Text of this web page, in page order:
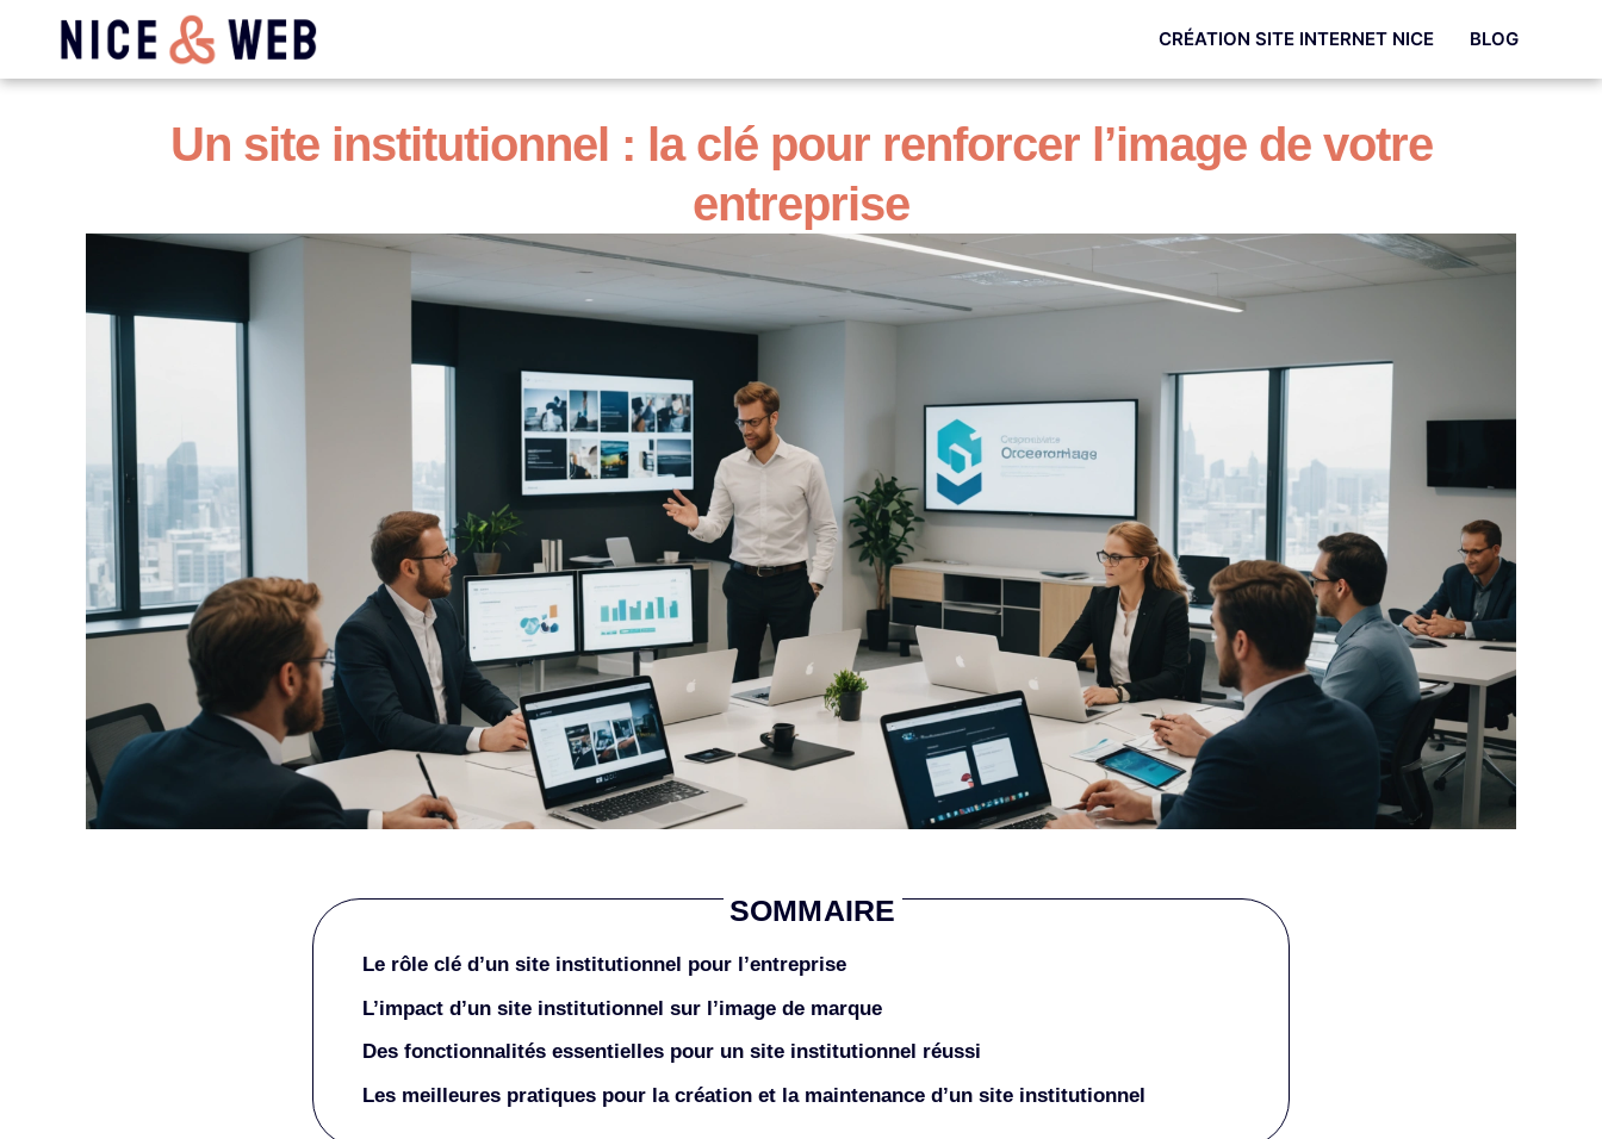
CRÉATION SITE INTERNET NICE BLOG
Un site institutionnel : la clé pour renforcer l’image de votre
entreprise
SOMMAIRE
Le rôle clé d’un site institutionnel pour l’entreprise
L’impact d’un site institutionnel sur l’image de marque
Des fonctionnalités essentielles pour un site institutionnel réussi
Les meilleures pratiques pour la création et la maintenance d’un site institutionnel